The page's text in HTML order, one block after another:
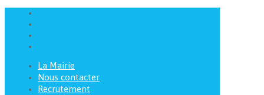
La Mairie
Nous contacter
Recrutement